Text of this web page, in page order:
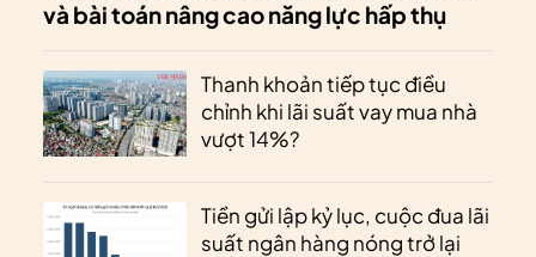
và bài toán nâng cao năng lực hấp thụ
Thanh khoản tiếp tục điều
chỉnh khi lãi suất vay mua nhà
vượt 14%?
Tiền gửi lập kỷ lục, cuộc đua lãi
suất ngân hàng nóng trở lại